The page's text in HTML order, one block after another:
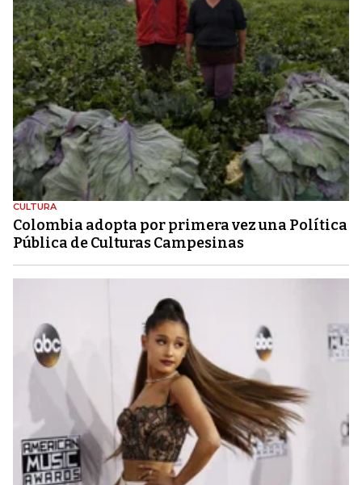
CULTURA
Colombia adopta por primera vez una Política
Pública de Culturas Campesinas